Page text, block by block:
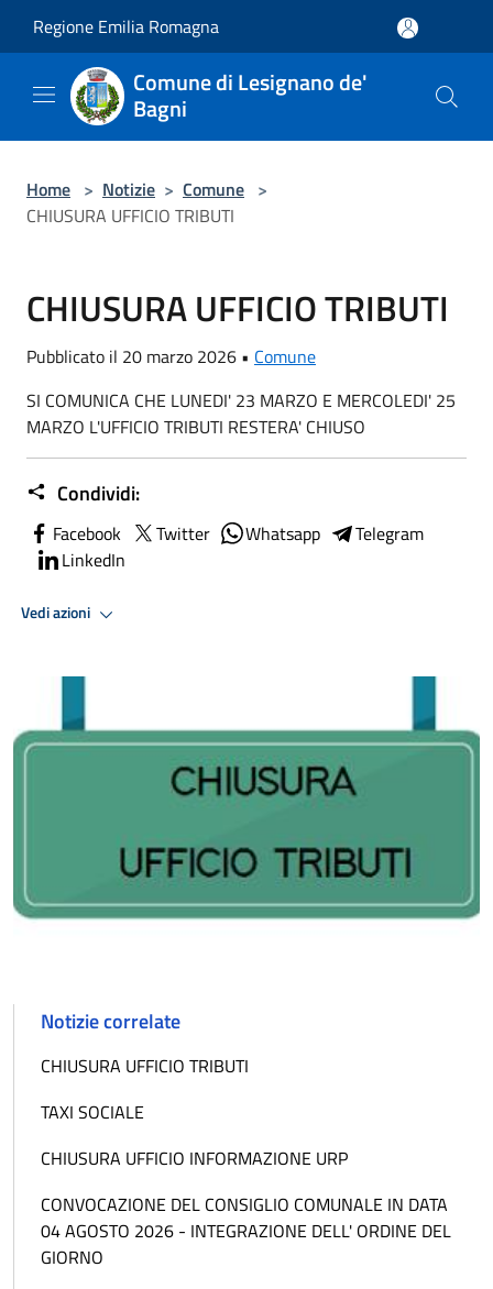
Regione Emilia Romagna
Comune di Lesignano de'
Bagni
Home > Notizie > Comune >
CHIUSURA UFFICIO TRIBUTI
CHIUSURA UFFICIO TRIBUTI
Pubblicato il 20 marzo 2026 • Comune
SI COMUNICA CHE LUNEDI' 23 MARZO E MERCOLEDI' 25
MARZO L'UFFICIO TRIBUTI RESTERA' CHIUSO
Condividi:
Facebook Twitter Whatsapp
Telegram
LinkedIn
Vedi azioni
Notizie correlate
CHIUSURA UFFICIO TRIBUTI
TAXI SOCIALE
CHIUSURA UFFICIO INFORMAZIONE URP
CONVOCAZIONE DEL CONSIGLIO COMUNALE IN DATA
04 AGOSTO 2026 - INTEGRAZIONE DELL' ORDINE DEL
GIORNO